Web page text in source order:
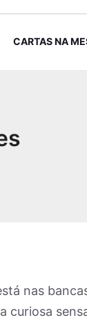
CARTAS NA
nas
curiosa